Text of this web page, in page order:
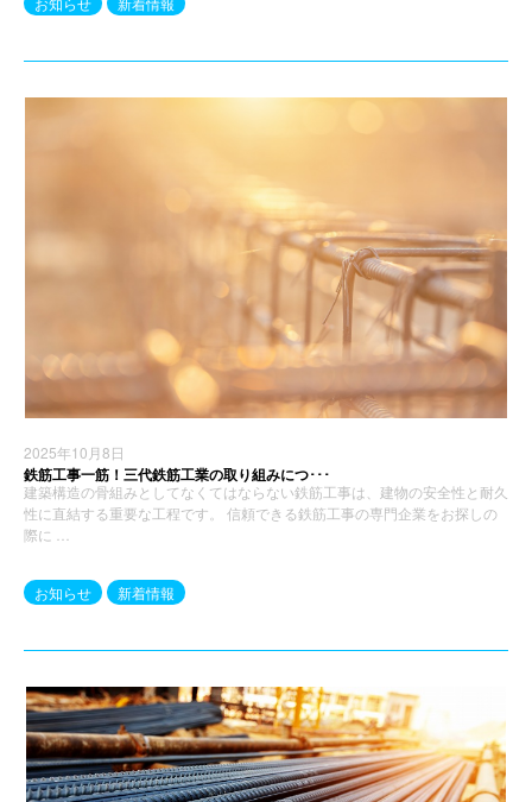
2025年10月8日
鉄筋工事一筋！三代鉄筋工業の取り組みにつ･･･
建築構造の骨組みとしてなくてはならない鉄筋工事は、建物の安全性と耐久
性に直結する重要な工程です。 信頼できる鉄筋工事の専門企業をお探しの
際に …
お知らせ 新着情報